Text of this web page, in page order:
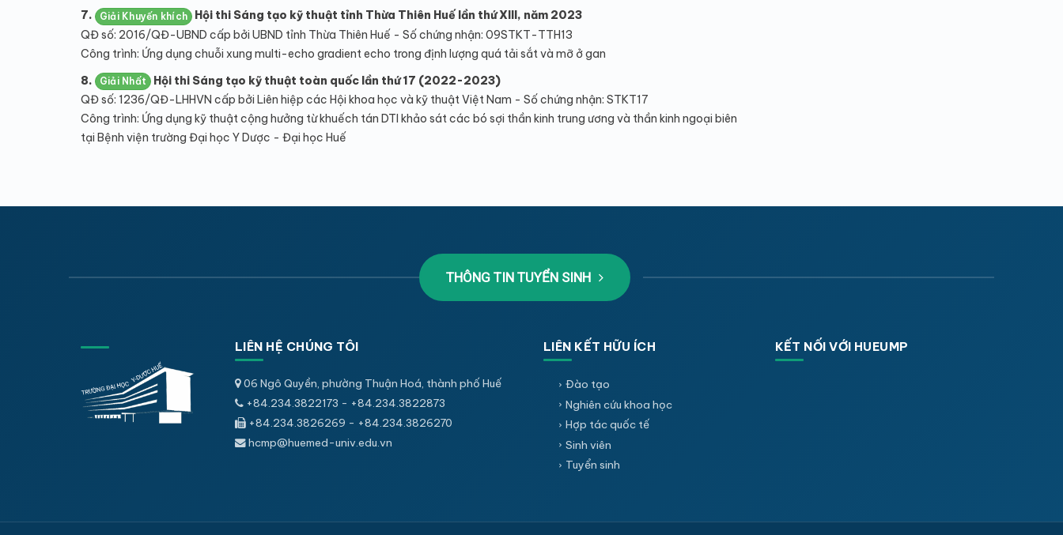
7.
Giải Khuyến khích
Hội thi Sáng tạo kỹ thuật tỉnh Thừa Thiên Huế lần thứ XIII, năm 2023
QĐ số: 2016/QĐ-UBND cấp bởi UBND tỉnh Thừa Thiên Huế - Số chứng nhận: 09STKT-TTH13
Công trình: Ứng dụng chuỗi xung multi-echo gradient echo trong định lượng quá tải sắt và mỡ ở gan
8.
Giải Nhất
Hội thi Sáng tạo kỹ thuật toàn quốc lần thứ 17 (2022-2023)
QĐ số: 1236/QĐ-LHHVN cấp bởi Liên hiệp các Hội khoa học và kỹ thuật Việt Nam - Số chứng nhận: STKT17
Công trình: Ứng dụng kỹ thuật cộng hưởng từ khuếch tán DTI khảo sát các bó sợi thần kinh trung ương và thần kinh ngoại biên
tại Bệnh viện trường Đại học Y Dược - Đại học Huế
THÔNG TIN TUYỂN SINH
LIÊN HỆ CHÚNG TÔI
06 Ngô Quyền, phường Thuận Hoá, thành phố Huế
+84.234.3822173 - +84.234.3822873
+84.234.3826269 - +84.234.3826270
hcmp@huemed-univ.edu.vn
LIÊN KẾT HỮU ÍCH
Đào tạo
Nghiên cứu khoa học
Hợp tác quốc tế
Sinh viên
Tuyển sinh
KẾT NỐI VỚI HUEUMP